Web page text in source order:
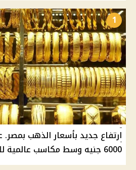
1
6000 جنيه وسط مكاسب عالمية للمعدن